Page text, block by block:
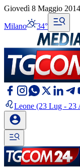
Giovedì 8 Maggio 2014
Milano 34°
Leone (23 Lug - 23